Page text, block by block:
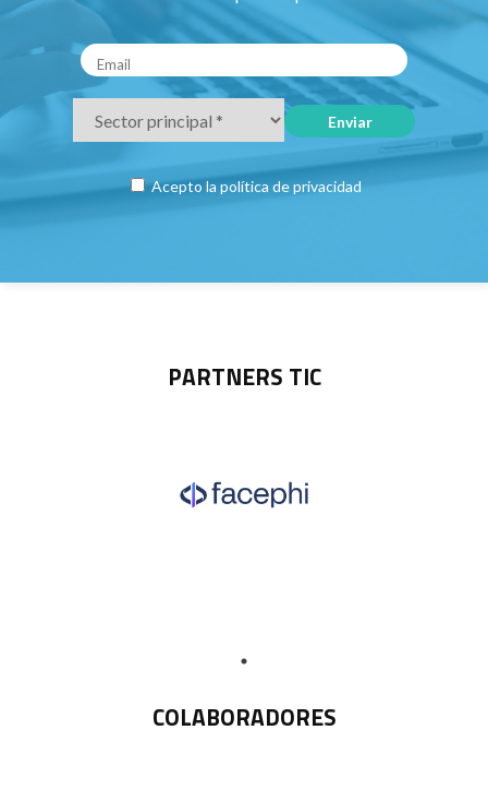
Acepto la política de privacidad
PARTNERS TIC
COLABORADORES